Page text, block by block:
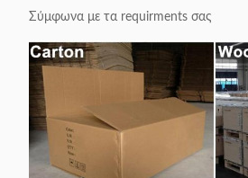
Σύμφωνα με τα requirments σας